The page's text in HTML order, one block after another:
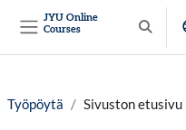
JYU Online
Courses
Vaihda
Työpöytä Sivuston etusivu